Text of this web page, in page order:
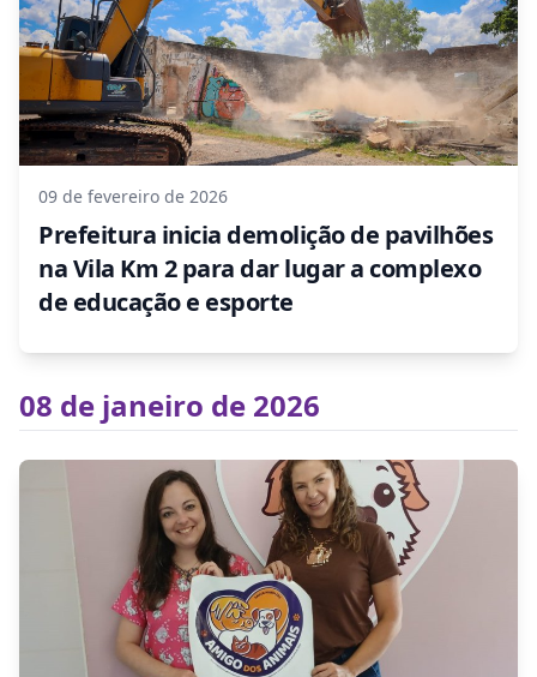
09 de fevereiro de 2026
Prefeitura inicia demolição de pavilhões
na Vila Km 2 para dar lugar a complexo
de educação e esporte
08 de janeiro de 2026